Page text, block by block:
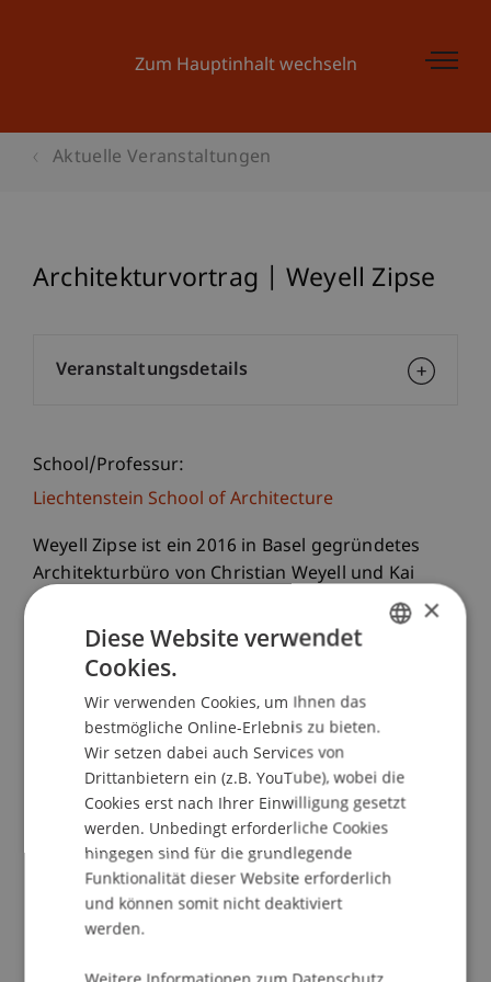
Zum Hauptinhalt wechseln
Aktuelle Veranstaltungen
Architekturvortrag | Weyell Zipse
School/Professur:
Liechtenstein School of Architecture
Weyell Zipse ist ein 2016 in Basel gegründetes
Architekturbüro von Christian Weyell und Kai
Zipse. Ihre Arbeit versteht Architektur als präzise
Auseinandersetzung mit Ort, Kontext und
gesellschaftlichen Bedingungen. Ausgangspunkt
konstruktive Logiken, die in spezifische räumliche
Lösungen übersetzt werden.
Das Büro wurde vielfach ausgezeichnet, unter
anderem mit dem Goldenen Hasen der
Auszeichnung ‹Die Besten 2024› der Zeitschrift
Hochparterre sowie dem Best architects 24
Award in Gold, und war zudem für den Swiss Art
Award und den DAM Preis nominiert. Neben ihrer
praktischen Tätigkeit sind beide Partner auch in
Veranstaltungsdetails
×
Diese Website verwendet
Cookies.
Wir verwenden Cookies, um Ihnen das
bestmögliche Online-Erlebnis zu bieten.
Wir setzen dabei auch Services von
Drittanbietern ein (z.B. YouTube), wobei die
Cookies erst nach Ihrer Einwilligung gesetzt
werden. Unbedingt erforderliche Cookies
hingegen sind für die grundlegende
Funktionalität dieser Website erforderlich
und können somit nicht deaktiviert
werden.